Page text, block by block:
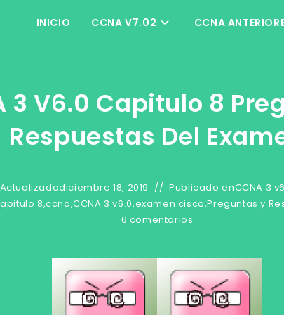
INICIO CCNA V7.02 CCNA
3 V6.0 Capitulo 8
Respuestas Del
Actualizadodiciembre 18, 2019 Publicado enCCNA 3
8,ccna,CCNA 3 v6.0,examen cisco,Preguntas y
6 comentarios